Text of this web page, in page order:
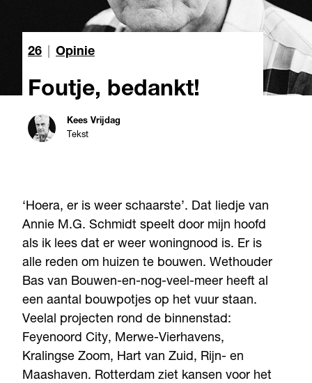
26 Opinie
Foutje, bedankt!
Kees Vrijdag
Tekst
‘Hoera, er is weer schaarste’. Dat liedje van
Annie M.G. Schmidt speelt door mijn hoofd
als ik lees dat er weer woningnood is. Er is
alle reden om huizen te bouwen. Wethouder
Bas van Bouwen-en-nog-veel-meer heeft al
een aantal bouwpotjes op het vuur staan.
Veelal projecten rond de binnenstad:
Feyenoord City, Merwe-Vierhavens,
Kralingse Zoom, Hart van Zuid, Rijn- en
Maashaven. Rotterdam ziet kansen voor het